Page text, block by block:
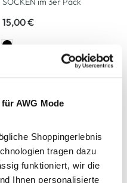
AWG Mode
Shoppingerlebnis
tragen dazu
funktioniert, wir die
Ihnen personalisierte
15,00 €
Herren Shorty